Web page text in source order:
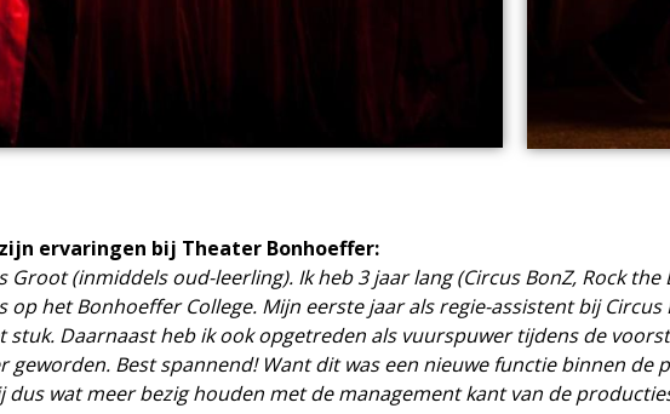
ervaringen bij Theater Bonhoeffer:
Groot (inmiddels oud-leerling). Ik heb 3 jaar lang (Circus BonZ, Rock
op het Bonhoeffer College. Mijn eerste jaar als regie-assistent bij
stuk. Daarnaast heb ik ook opgetreden als vuurspuwer tijdens de
geworden. Best spannend! Want dit was een nieuwe functie binnen
dus wat meer bezig houden met de management kant van de